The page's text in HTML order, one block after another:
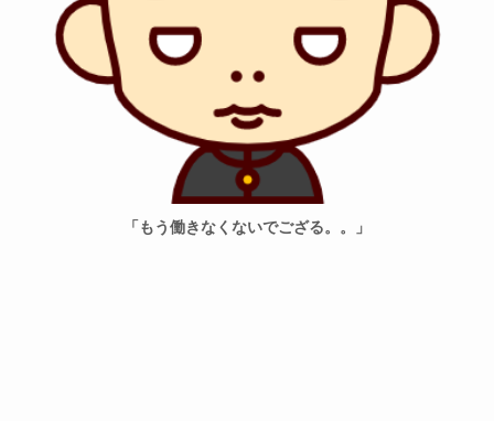
「もう働きなくないでござる。。」